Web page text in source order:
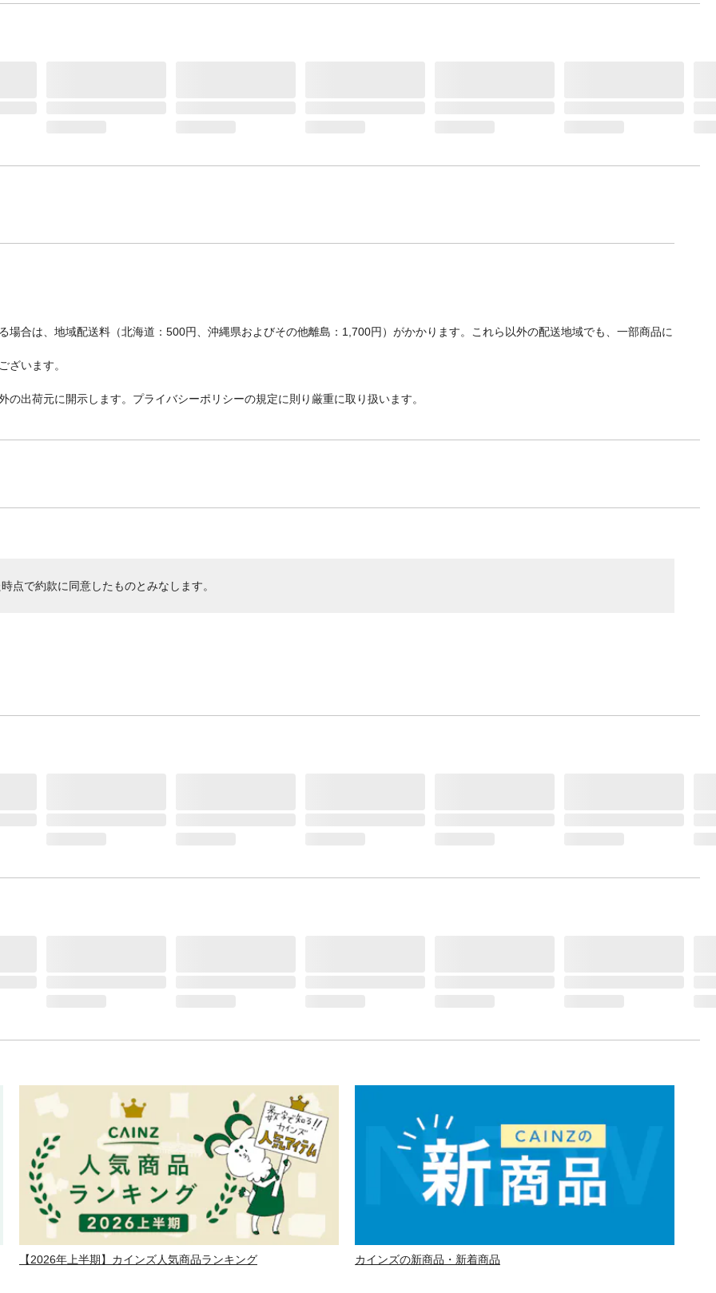
合は、地域配送料（北海道：500円、沖縄県およびその他離島：1,700円）がかかります。これら以外の配送地域でも、一部商品に
ざいます。
出荷元に開示します。プライバシーポリシーの規定に則り厳重に取り扱います。
点で約款に同意したものとみなします。
【2026年上半期】カインズ人気商品ランキング カインズの新商品・新着商品